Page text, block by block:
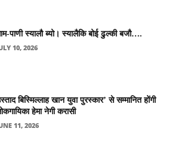
पाणी स्यालौ ब्यो। स्यालैकि बोई ढुल्की बजौ….
10, 2026
बिस्मिल्लाह खान युवा पुरस्कार’ से सम्मानित होंगी
हेमा नेगी करासी
11, 2026